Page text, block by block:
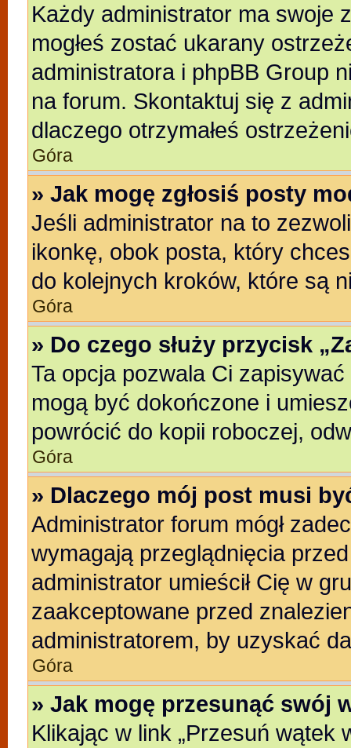
Każdy administrator ma swoje
mogłeś zostać ukarany
administratora i phpBB Group
na forum. Skontaktuj się z
dlaczego otrzymałeś
Góra
» Jak mogę zgłosiś posty
Jeśli administrator na to
ikonkę, obok posta, który
do kolejnych kroków, które są
Góra
» Do czego służy przycisk
Ta opcja pozwala Ci
mogą być dokończone i
powrócić do kopii roboczej,
Góra
» Dlaczego mój post musi
Administrator forum mógł
wymagają przeglądnięcia
administrator umieścił Cię w
zaakceptowane przed
administratorem, by uzyskać
Góra
» Jak mogę przesunąć swój
Klikając w link „Przesuń wątek